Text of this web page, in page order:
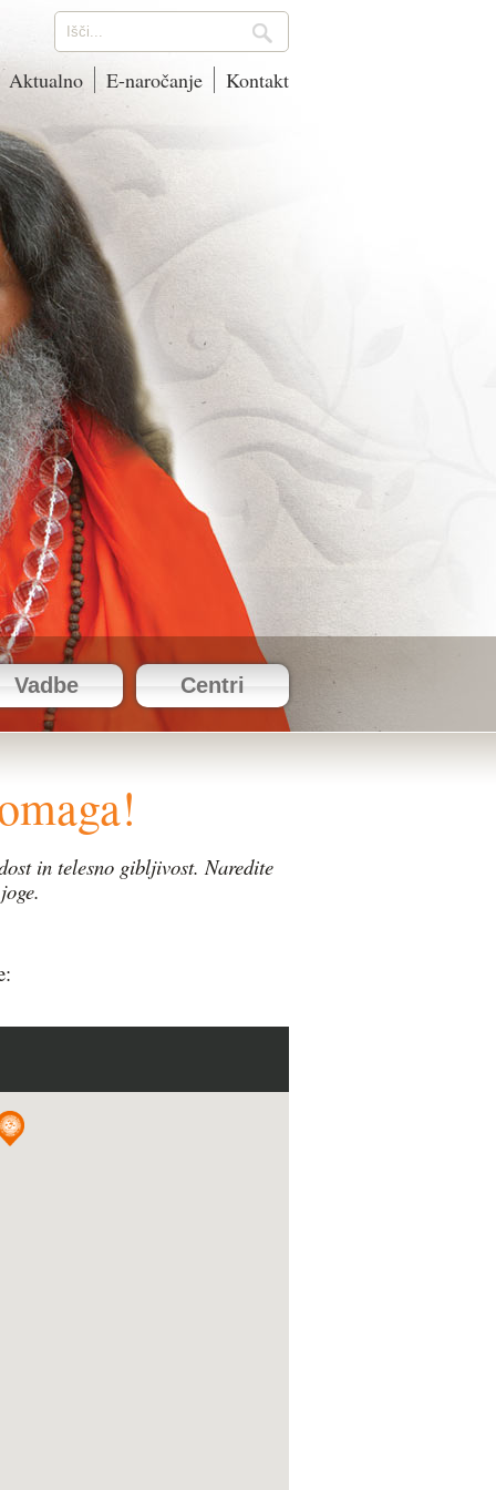
Aktualno E-naročanje Kontakt
Vadbe Centri
in telesno gibljivost.Naredite